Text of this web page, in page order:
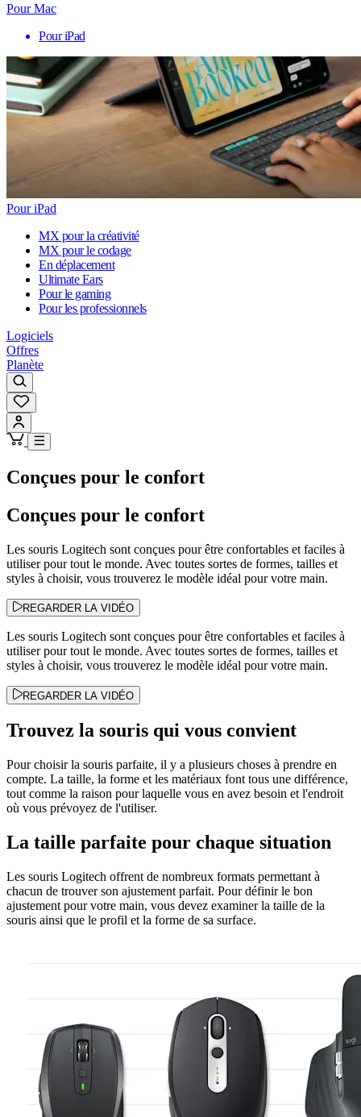
Pour Mac
Pour iPad
Pour iPad
MX pour la créativité
MX pour le codage
En déplacement
Ultimate Ears
Pour le gaming
Pour les professionnels
Logiciels
Offres
Planète
Conçues pour le confort
Conçues pour le confort
Les souris Logitech sont conçues pour être confortables et faciles à
utiliser pour tout le monde. Avec toutes sortes de formes, tailles et
styles à choisir, vous trouverez le modèle idéal pour votre main.
REGARDER LA VIDÉO
Les souris Logitech sont conçues pour être confortables et faciles à
utiliser pour tout le monde. Avec toutes sortes de formes, tailles et
styles à choisir, vous trouverez le modèle idéal pour votre main.
REGARDER LA VIDÉO
Trouvez la souris qui vous convient
Pour choisir la souris parfaite, il y a plusieurs choses à prendre en
compte. La taille, la forme et les matériaux font tous une différence,
tout comme la raison pour laquelle vous en avez besoin et l'endroit
où vous prévoyez de l'utiliser.
La taille parfaite pour chaque situation
Les souris Logitech offrent de nombreux formats permettant à
chacun de trouver son ajustement parfait. Pour définir le bon
ajustement pour votre main, vous devez examiner la taille de la
souris ainsi que le profil et la forme de sa surface.